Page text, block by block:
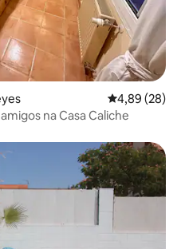
4,89 de uma
4,89 (28)
na Casa Caliche